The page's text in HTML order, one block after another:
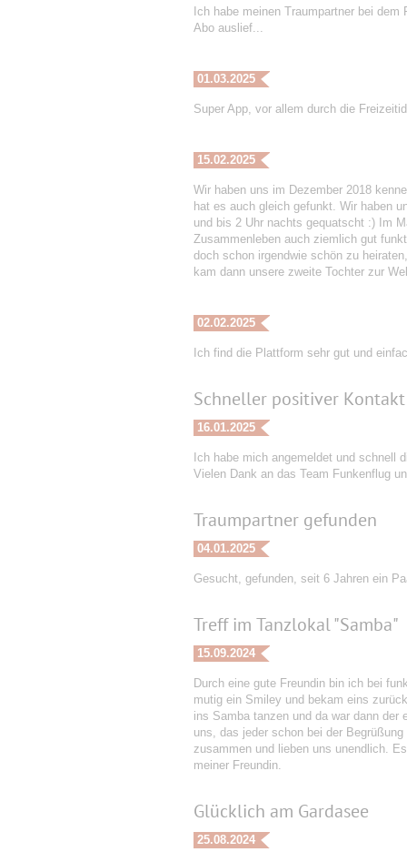
Ich habe meinen Traumpartner bei
Abo auslief...
01.03.2025
Super App, vor allem durch die
15.02.2025
Wir haben uns im Dezember 2018
hat es auch gleich gefunkt. Wir haben
und bis 2 Uhr nachts gequatscht :) Im
Zusammenleben auch ziemlich gut
doch schon irgendwie schön zu
kam dann unsere zweite Tochter zur
02.02.2025
Ich find die Plattform sehr gut und
Schneller positiver
16.01.2025
Ich habe mich angemeldet und schnell
Vielen Dank an das Team Funkenflug
Traumpartner gefunden
04.01.2025
Gesucht, gefunden, seit 6 Jahren ein
Treff im Tanzlokal "Samba"
15.09.2024
Durch eine gute Freundin bin ich bei
mutig ein Smiley und bekam eins
ins Samba tanzen und da war dann
uns, das jeder schon bei der
zusammen und lieben uns unendlich.
meiner Freundin.
Glücklich am Gardasee
25.08.2024